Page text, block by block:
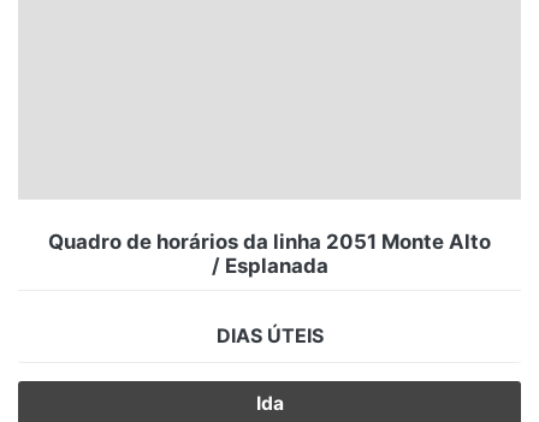
Quadro de horários da linha 2051 Monte Alto
/ Esplanada
DIAS ÚTEIS
Ida